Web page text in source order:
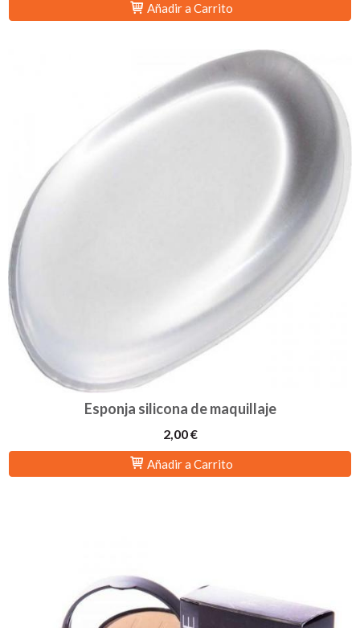
Añadir a Carrito
Esponja silicona de maquillaje
2,00 €
Añadir a Carrito